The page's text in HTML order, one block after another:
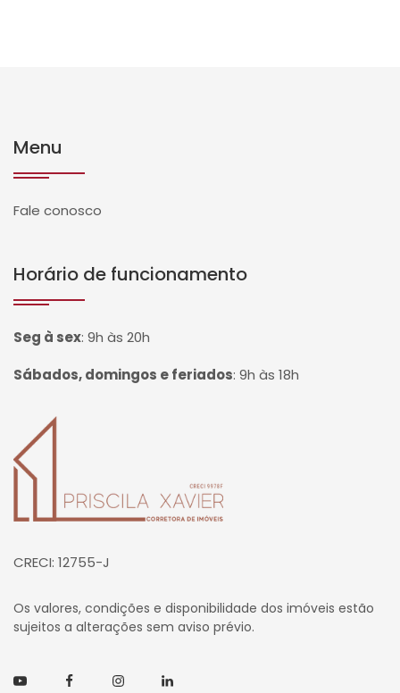
Menu
Fale conosco
Horário de funcionamento
Seg à sex: 9h às 20h
Sábados, domingos e feriados: 9h às 18h
Página inicial
CRECI: 12755-J
Os valores, condições e disponibilidade dos imóveis estão
sujeitos a alterações sem aviso prévio.
YoutubeFacebookInstagramLinkedin